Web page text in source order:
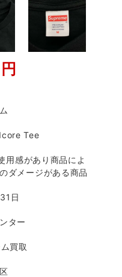
Tee
用感があり商品によ
ダメージがある商品
日
ター
買取